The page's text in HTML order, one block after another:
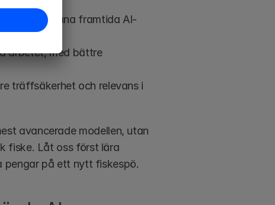
för att träna framtida AI-
arbetet, med bättre
träffsäkerhet och relevans i
avancerade modellen, utan
fiske. Låt oss först lära
pengar på ett nytt fiskespö.